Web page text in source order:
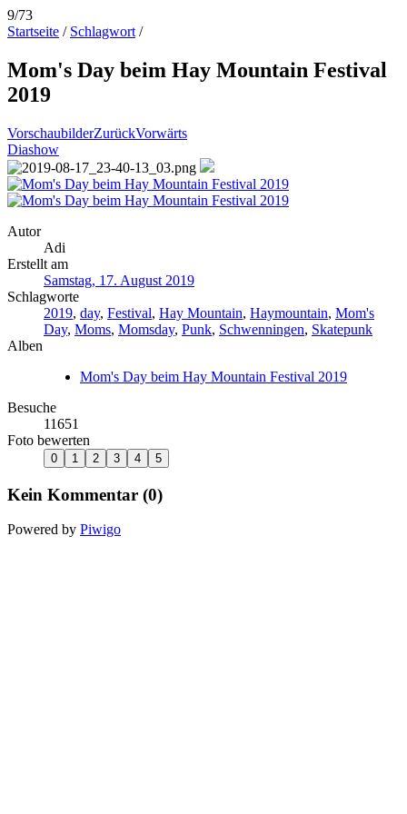
9/73
Startseite / Schlagwort /
Mom's Day beim Hay Mountain Festival
2019
VorschaubilderZurückVorwärts
Diashow
Autor
Adi
Erstellt am
Samstag, 17. August 2019
Schlagworte
2019, day, Festival, Hay Mountain, Haymountain, Mom's
Day, Moms, Momsday, Punk, Schwenningen, Skatepunk
Alben
Mom's Day beim Hay Mountain Festival 2019
Besuche
11651
Foto bewerten
Kein Kommentar (0)
Powered by Piwigo